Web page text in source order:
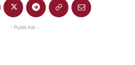
- Publicitat -